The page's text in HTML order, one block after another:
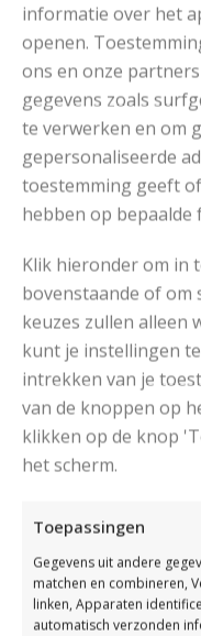
informatie over het
openen.
ons en onze
gegevens zoals
te verwerken en om
gepersonaliseerde
toestemming geeft
hebben op bepaalde
Klik hieronder om in
bovenstaande of om
keuzes zullen alleen
kunt je instellingen
intrekken van je
van de knoppen op
klikken op de knop
het scherm.
Toepassingen
Gegevens uit andere
matchen en combineren,
linken, Apparaten
automatisch verzonden
Drops Kid-Silk Long
gr)
*De garens worden
wij garens verkopen.
ons, maar dan op een